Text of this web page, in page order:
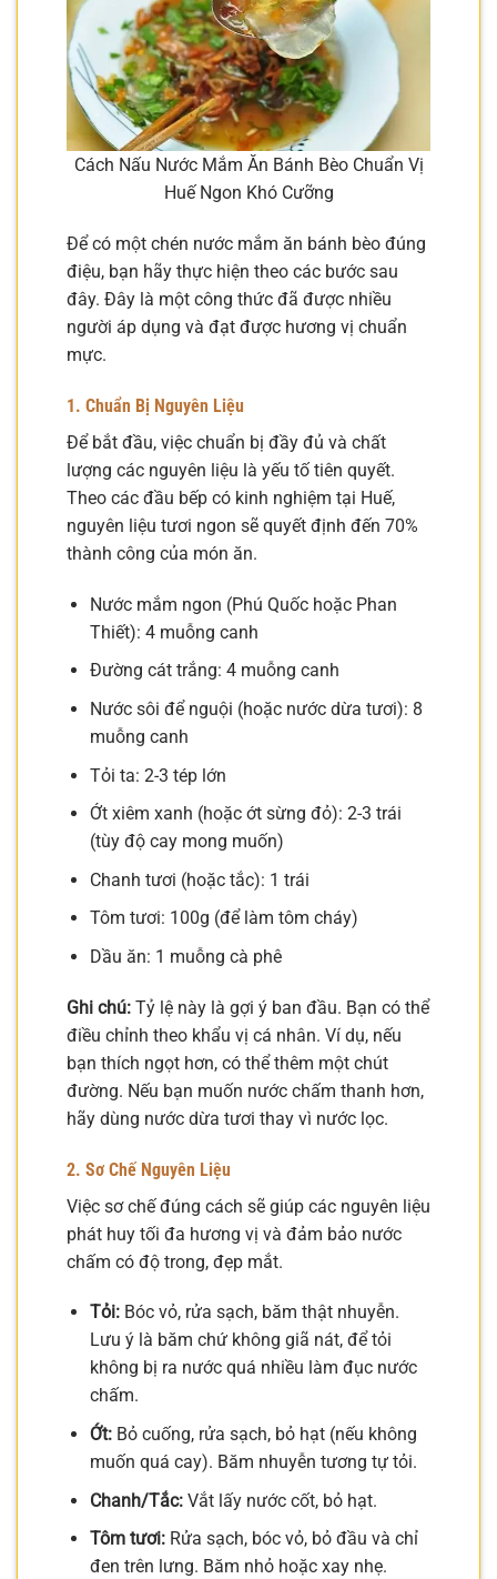
Cách Nấu Nước Mắm Ăn Bánh Bèo Chuẩn Vị
Huế Ngon Khó Cưỡng
Để có một chén nước mắm ăn bánh bèo đúng
điệu, bạn hãy thực hiện theo các bước sau
đây. Đây là một công thức đã được nhiều
người áp dụng và đạt được hương vị chuẩn
mực.
1. Chuẩn Bị Nguyên Liệu
Để bắt đầu, việc chuẩn bị đầy đủ và chất
lượng các nguyên liệu là yếu tố tiên quyết.
Theo các đầu bếp có kinh nghiệm tại Huế,
nguyên liệu tươi ngon sẽ quyết định đến 70%
thành công của món ăn.
Nước mắm ngon (Phú Quốc hoặc Phan
Thiết): 4 muỗng canh
Đường cát trắng: 4 muỗng canh
Nước sôi để nguội (hoặc nước dừa tươi): 8
muỗng canh
Tỏi ta: 2-3 tép lớn
Ớt xiêm xanh (hoặc ớt sừng đỏ): 2-3 trái
(tùy độ cay mong muốn)
Chanh tươi (hoặc tắc): 1 trái
Tôm tươi: 100g (để làm tôm cháy)
Dầu ăn: 1 muỗng cà phê
Ghi chú: Tỷ lệ này là gợi ý ban đầu. Bạn có thể
điều chỉnh theo khẩu vị cá nhân. Ví dụ, nếu
bạn thích ngọt hơn, có thể thêm một chút
đường. Nếu bạn muốn nước chấm thanh hơn,
hãy dùng nước dừa tươi thay vì nước lọc.
2. Sơ Chế Nguyên Liệu
Việc sơ chế đúng cách sẽ giúp các nguyên liệu
phát huy tối đa hương vị và đảm bảo nước
chấm có độ trong, đẹp mắt.
Tỏi:Bóc vỏ, rửa sạch, băm thật nhuyễn.
Lưu ý là băm chứ không giã nát, để tỏi
không bị ra nước quá nhiều làm đục nước
chấm.
Ớt:Bỏ cuống, rửa sạch, bỏ hạt (nếu không
muốn quá cay). Băm nhuyễn tương tự tỏi.
Chanh/Tắc:Vắt lấy nước cốt, bỏ hạt.
Tôm tươi:Rửa sạch, bóc vỏ, bỏ đầu và chỉ
đen trên lưng. Băm nhỏ hoặc xay nhẹ.